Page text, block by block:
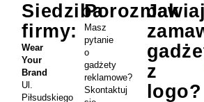
Jak
z
logo?
Masz
pytanie
o
gadżety
reklamowe?
Skontaktuj
Siedziba
firmy:
Wear
Your
Brand
Ul.
Piłsudskiego